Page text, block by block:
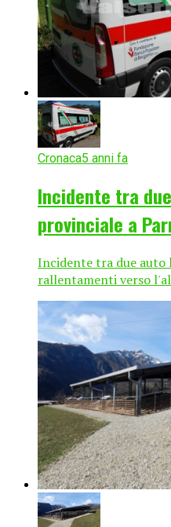
Cronaca5 anni fa
Incidente tra
provinciale a
Incidente tra due auto
rallentamenti verso